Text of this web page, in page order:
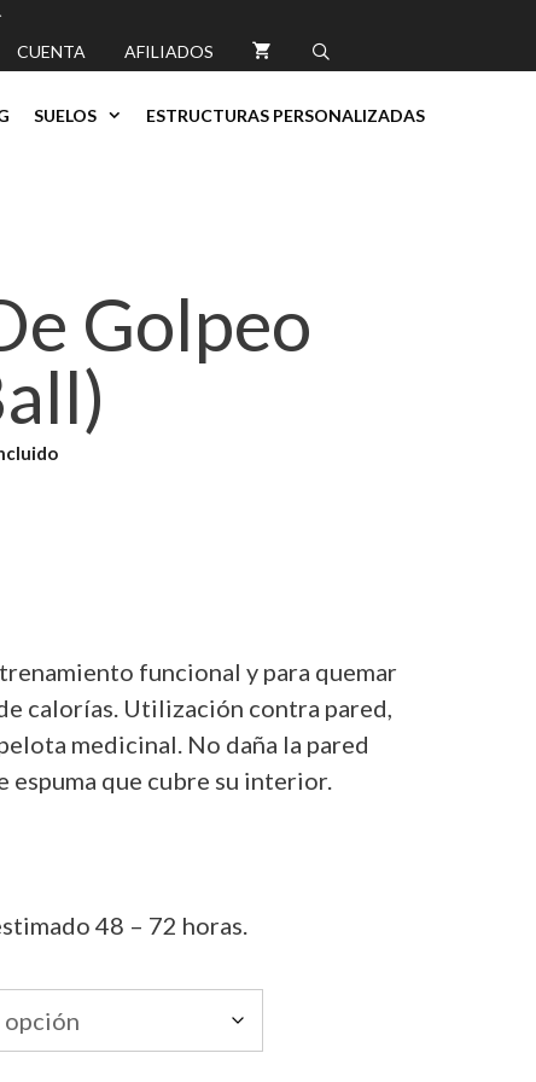
✈️
CUENTA AFILIADOS
SUELOS ESTRUCTURAS PERSONALIZADAS
Golpeo
funcional y para quemar
calorías. Utilización contra pared,
medicinal. No daña la pared
que cubre su interior.
48 – 72 horas.